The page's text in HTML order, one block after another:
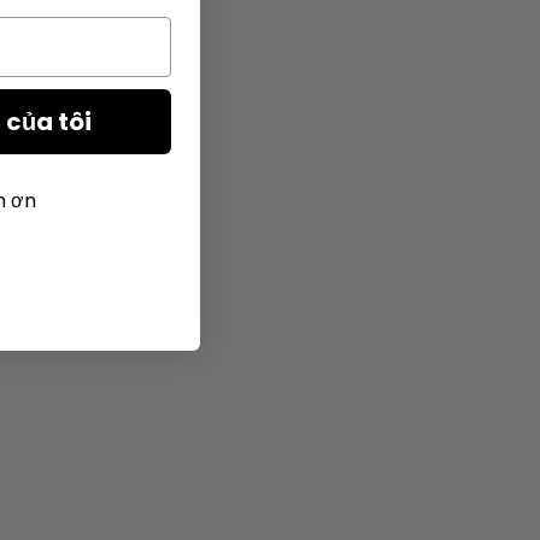
của tôi
ơn